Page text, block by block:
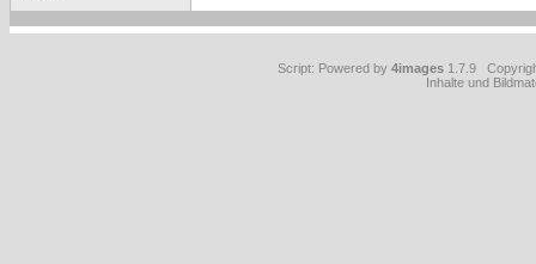
Script: Powered by 4images 1.7.9
Inhalte und